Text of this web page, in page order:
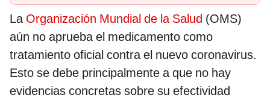
LaOrganización Mundial de la Salud (OMS)
aún no aprueba el medicamento como
tratamiento oficial contra el nuevo coronavirus.
Esto se debe principalmente a que no hay
evidencias concretas sobre su efectividad